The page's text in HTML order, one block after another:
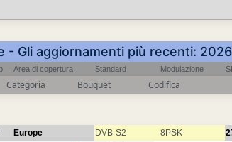
- Gli aggiornamenti più recenti:
Area di copertura Standard Modulazione
Categoria Bouquet Codifica
Europe DVB-S2 8PSK